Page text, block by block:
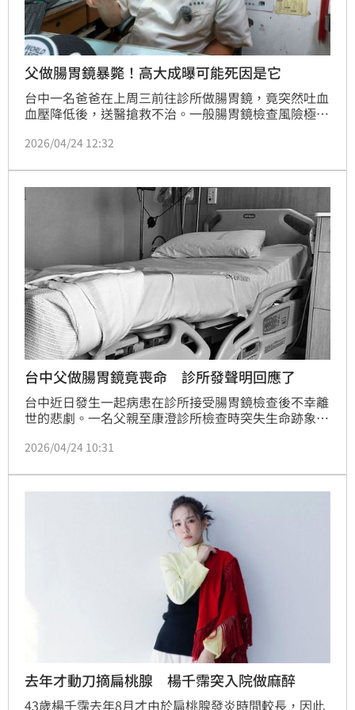
父做腸胃鏡暴斃！高大成曝可能死因是它
台中一名爸爸在上周三前往診所做腸胃鏡，竟突然吐血
血壓降低後，送醫搶救不治。一般腸胃鏡檢查風險極
實家屬有徵詢他，他從初步狀況看起來該名父親一切正
徵，他懷疑應該是有動靜脈瘤在胃與食道之間，在檢查
過程中不慎撞破，導致意外發生，高大成強調已經經由
司法解剖，不便進一步表示意見，但腸胃鏡發生死亡意
外在醫學上相當罕見。
2026/04/24 12:32
台中父做腸胃鏡竟喪命 診所發聲明回應了
台中近日發生一起病患在診所接受腸胃鏡檢查後不幸離
世的悲劇。一名父親至康澄診所檢查時突失生命跡象，
歉慰問，甚至隱藏臉書留言，質疑其用意。對此，康澄
依醫療流程應對處理，並全力配合司法調查以釐清事
實。診所也指出，基於當事人隱私與避免影響調查，細
節暫無法對外說明。此事件引發社會高度關注，家屬盼
2026/04/24 10:31
去年才動刀摘扁桃腺 楊千霈突入院做麻醉
43歲楊千霈去年8月才由於扁桃腺發炎時間較長，因此